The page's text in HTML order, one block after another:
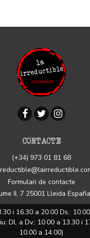
CONTACTE
(+34) 973 01 81 68
Formulari de contacte
II, 7 25001 Lleida España
i 16.30 a 20.00 Ds.:
Dl. a Dv.: 10.00 a 13.30 i
10.00 a 14.00)